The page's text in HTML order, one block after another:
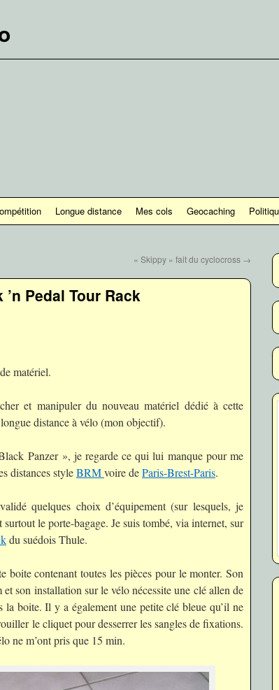
Longue distance Mes cols Geocaching
« Skippy » fait du cyclocross →
Pedal Tour Rack
matériel.
et manipuler du nouveau matériel dédié à cette
distance à vélo (mon objectif).
Panzer », je regarde ce qui lui manque pour me
distances styleBRMvoire deParis-Brest-Paris.
quelques choix d’équipement (sur lesquels, je
le porte-bagage. Je suis tombé, via internet, sur
du suédois Thule.
boite contenant toutes les pièces pour le monter. Son
son installation sur le vélo nécessite une clé allen de
boite. Il y a également une petite clé bleue qu’il ne
le cliquet pour desserrer les sangles de fixations.
ne m’ont pris que 15 min.